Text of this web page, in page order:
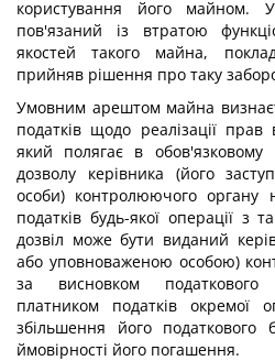
користування його майном.
пов'язаний із втратою
якостей такого майна,
прийняв рішення про таку
Умовним арештом майна
податків щодо реалізації
який полягає в обов'язковому
дозволу керівника (його
особи) контролюючого органу
податків будь-якої операції з
дозвіл може бути виданий
або уповноваженою особою)
за висновком податкового
платником податків окремої
збільшення його
ймовірності його погашення.